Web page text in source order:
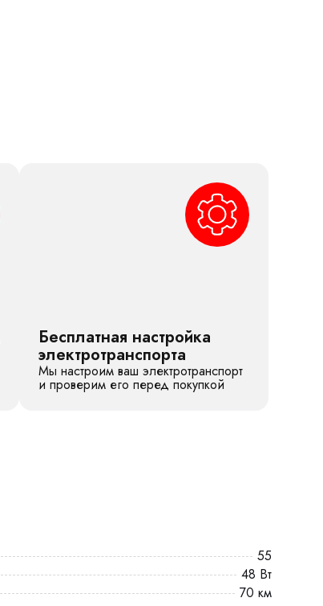
Бесплатная настройка
электротранспорта
Мы настроим ваш электротранспорт
и проверим его перед покупкой
55
48 Вт
70 км